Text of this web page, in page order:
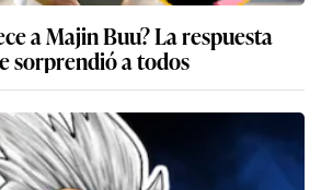
a Majin Buu? La respuesta
sorprendió a todos